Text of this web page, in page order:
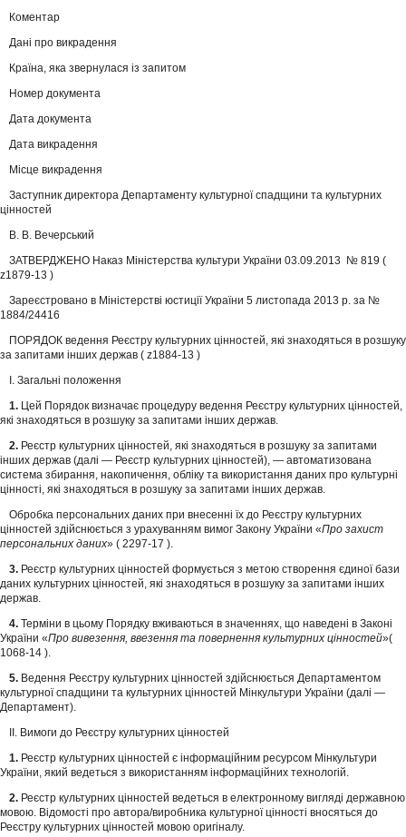
Коментар
Дані про викрадення
Країна, яка звернулася із запитом
Номер документа
Дата документа
Дата викрадення
Місце викрадення
Заступник директора Департаменту культурної спадщини та культурних
цінностей
В. В. Вечерський
ЗАТВЕРДЖЕНО Наказ Міністерства культури України 03.09.2013 № 819 (
z1879-13 )
Зареєстровано в Міністерстві юстиції України 5 листопада 2013 р. за №
1884/24416
ПОРЯДОК ведення Реєстру культурних цінностей, які знаходяться в розшуку
за запитами інших держав ( z1884-13 )
І. Загальні положення
1. Цей Порядок визначає процедуру ведення Реєстру культурних цінностей,
які знаходяться в розшуку за запитами інших держав.
2. Реєстр культурних цінностей, які знаходяться в розшуку за запитами
інших держав (далі — Реєстр культурних цінностей), — автоматизована
система збирання, накопичення, обліку та використання даних про культурні
цінності, які знаходяться в розшуку за запитами інших держав.
Обробка персональних даних при внесенні їх до Реєстру культурних
цінностей здійснюється з урахуванням вимог Закону України «Про захист
персональних даних» ( 2297-17 ).
3. Реєстр культурних цінностей формується з метою створення єдиної бази
даних культурних цінностей, які знаходяться в розшуку за запитами інших
держав.
4. Терміни в цьому Порядку вживаються в значеннях, що наведені в Законі
України «Про вивезення, ввезення та повернення культурних цінностей»(
1068-14 ).
5. Ведення Реєстру культурних цінностей здійснюється Департаментом
культурної спадщини та культурних цінностей Мінкультури України (далі —
Департамент).
ІІ. Вимоги до Реєстру культурних цінностей
1. Реєстр культурних цінностей є інформаційним ресурсом Мінкультури
України, який ведеться з використанням інформаційних технологій.
2. Реєстр культурних цінностей ведеться в електронному вигляді державною
мовою. Відомості про автора/виробника культурної цінності вносяться до
Реєстру культурних цінностей мовою оригіналу.